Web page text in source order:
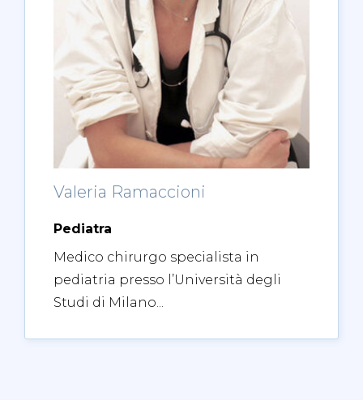
Valeria Ramaccioni
Pediatra
Medico chirurgo specialista in
pediatria presso l’Università degli
Studi di Milano...